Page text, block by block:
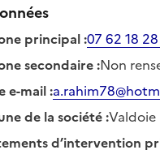
principal:07 62 18 28
secondaire:Non
e-mail:
de la société:Valdoie
d’intervention